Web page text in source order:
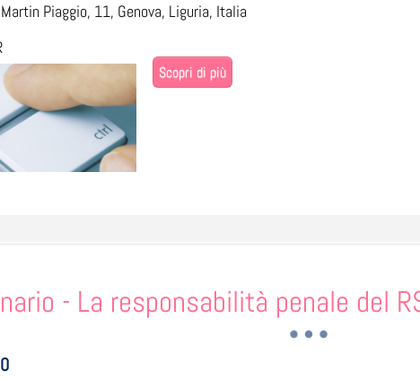
Piaggio, 11, Genova, Liguria, Italia
Scopri di più
- La responsabilità penale del